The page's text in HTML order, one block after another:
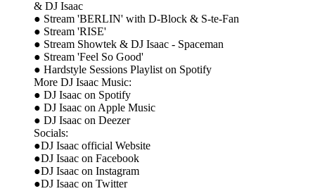
& DJ Isaac
● Stream 'BERLIN' with D-Block & S-te-Fan
● Stream 'RISE'
● Stream Showtek & DJ Isaac - Spaceman
● Stream 'Feel So Good'
● Hardstyle Sessions Playlist on Spotify
More DJ Isaac Music:
● DJ Isaac on Spotify
● DJ Isaac on Apple Music
● DJ Isaac on Deezer
Socials:
●DJ Isaac official Website
●DJ Isaac on Facebook
●DJ Isaac on Instagram
●DJ Isaac on Twitter